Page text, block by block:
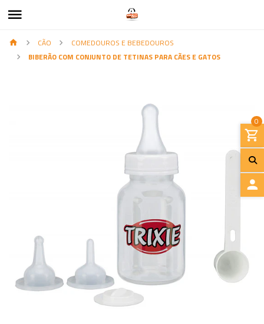
0
CÃO
COMEDOUROS E BEBEDOUROS
BIBERÃO COM CONJUNTO DE TETINAS PARA CÃES E GATOS